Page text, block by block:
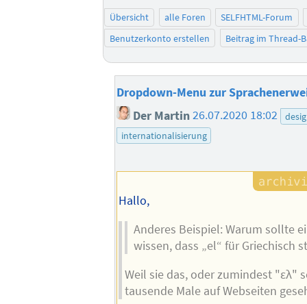
Übersicht alle Foren
SELFHTML-Forum
Benutzerkonto erstellen
Beitrag im Thread-
Dropdown-Menu zur
Der Martin26.07.2020 18:02
internationalisierung
Hallo,
Anderes Beispiel: Warum sollte
wissen, dass „el“ für Griechisch
Weil sie das, oder zumindest "ελ"
tausende Male auf Webseiten